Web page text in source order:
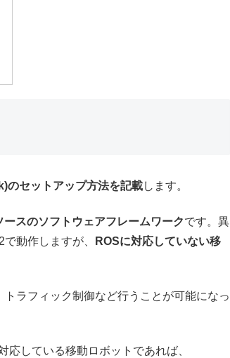
セットアップ方法を記載します。
スのソフトウェアフレームワークです。異
動作しますが、
ROSに対応していない移
ラフィック制御など行うことが可能になっ
している移動ロボットであれば、